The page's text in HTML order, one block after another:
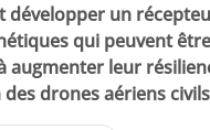
développer un
qui peuvent
augmenter leur
drones aériens